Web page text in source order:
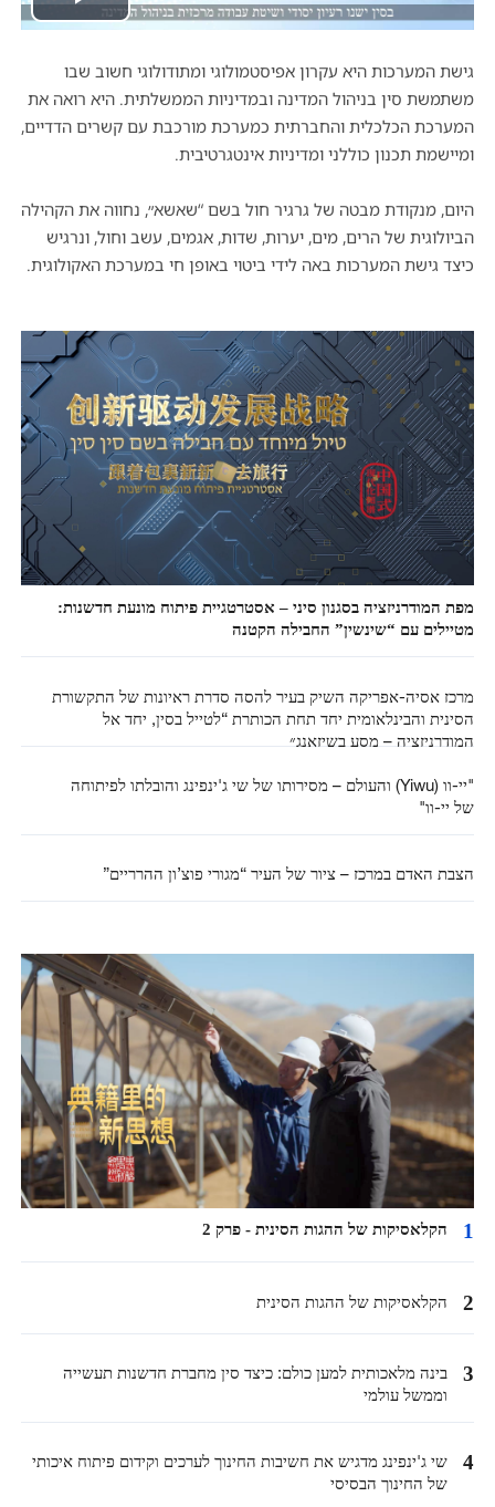
Play
גישת המערכות היא עקרון אפיסטמולוגי ומתודולוגי חשוב שבו
משתמשת סין בניהול המדינה ובמדיניות הממשלתית. היא רואה את
המערכת הכלכלית והחברתית כמערכת מורכבת עם קשרים הדדיים,
ומיישמת תכנון כוללני ומדיניות אינטגרטיבית.
היום, מנקודת מבטה של גרגיר חול בשם “שאשא״, נחווה את הקהילה
הביולוגית של הרים, מים, יערות, שדות, אגמים, עשב וחול, ונרגיש
כיצד גישת המערכות באה לידי ביטוי באופן חי במערכת האקולוגית.
מפת המודרניזציה בסגנון סיני – אסטרטגיית פיתוח מונעת חדשנות:
מטיילים עם “שינשין” החבילה הקטנה
מרכז אסיה-אפריקה השיק בעיר להסה סדרת ראיונות של התקשורת
הסינית והבינלאומית יחד תחת הכותרת “לטייל בסין, יחד אל
המודרניזציה – מסע בשיזאנג״
"יי-וו (Yiwu) והעולם – מסירותו של שי ג'ינפינג והובלתו לפיתוחה
של יי-וו"
הצבת האדם במרכז – ציור של העיר “מגורי פוצ’ון ההרריים”
1 הקלאסיקות של ההגות הסינית - פרק 2
2 הקלאסיקות של ההגות הסינית
3
בינה מלאכותית למען כולם: כיצד סין מחברת חדשנות תעשייה
וממשל עולמי
4
שי ג'ינפינג מדגיש את חשיבות החינוך לערכים וקידום פיתוח איכותי
של החינוך הבסיסי